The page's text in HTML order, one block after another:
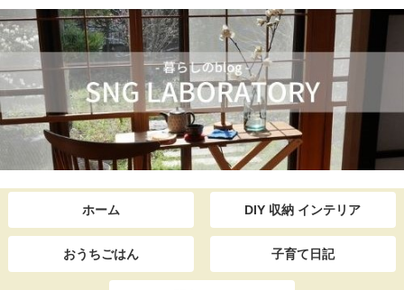
ホーム DIY 収納 インテリア
おうちごはん 子育て日記